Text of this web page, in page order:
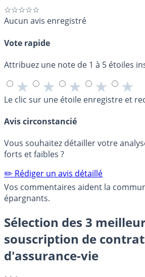
☆☆☆☆☆
Aucun avis enregistré
Vote rapide
Attribuez une note de 1 à 5 étoiles
★ ★ ★ ★ ★
Le clic sur une étoile enregistre et
Avis circonstancié
Vous souhaitez détailler votre
forts et faibles ?
✏️ Rédiger un avis détaillé
Vos commentaires aident la
épargnants.
Sélection des 3
souscription de
d'assurance-vie